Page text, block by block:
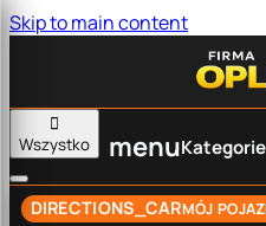
Skip to main content

Wszystko
menuKategorie
DIRECTIONS_CARMÓJ